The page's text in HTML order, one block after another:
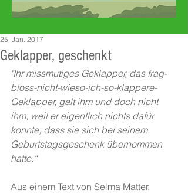
Geklapper, geschenkt
25. Jan. 2017
"Ihr missmutiges Geklapper, das frag-
bloss-nicht-wieso-ich-so-klappere-
Geklapper, galt ihm und doch nicht
ihm, weil er eigentlich nichts dafür
konnte, dass sie sich bei seinem
Geburtstagsgeschenk übernommen
hatte.“
Aus einem Text von Selma Matter,